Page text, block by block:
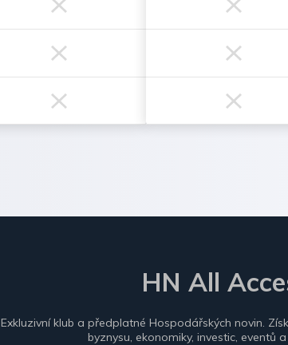
HN All
Exkluzivní klub a předplatné Hospodářských novin.
byznysu, ekonomiky, investic, eventů